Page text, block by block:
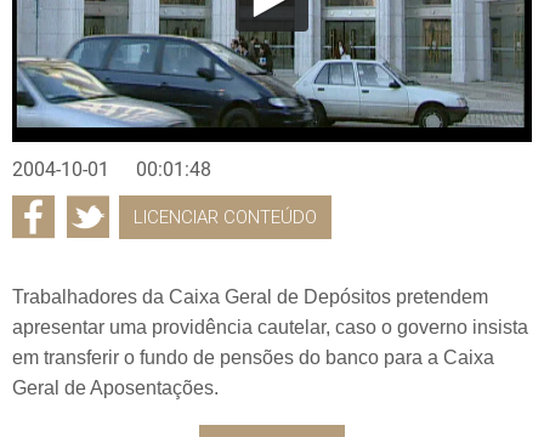
2004-10-01 00:01:48
LICENCIAR CONTEÚDO
Trabalhadores da Caixa Geral de Depósitos pretendem
apresentar uma providência cautelar, caso o governo insista
em transferir o fundo de pensões do banco para a Caixa
Geral de Aposentações.